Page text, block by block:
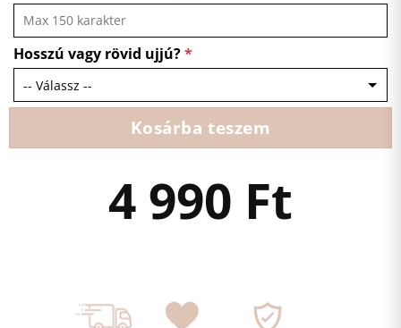
Hosszú vagy rövid ujjú?*
Kosárba teszem
4 990 Ft